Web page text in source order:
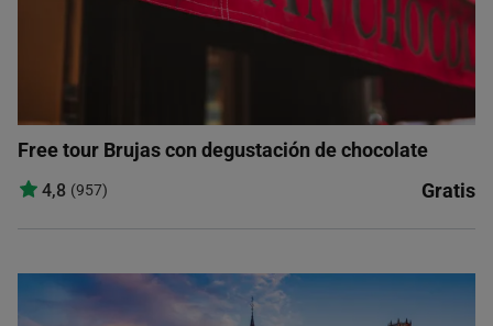
Free tour Brujas con degustación de chocolate
4,8 (957) Gratis